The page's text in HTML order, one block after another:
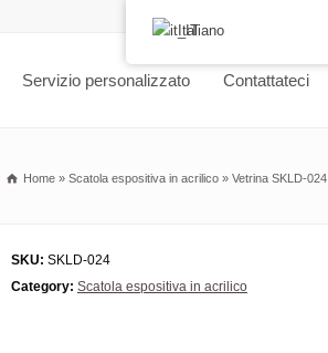
Servizio personalizzato Contattateci
Home » Scatola espositiva in acrilico » Vetrina SKLD-024
SKU: SKLD-024
Category: Scatola espositiva in acrilico
Italiano